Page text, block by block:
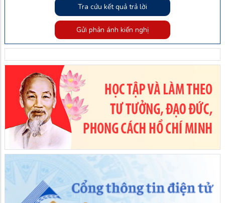
Tra cứu kết quả trả lời
Gửi phản ánh kiến nghị